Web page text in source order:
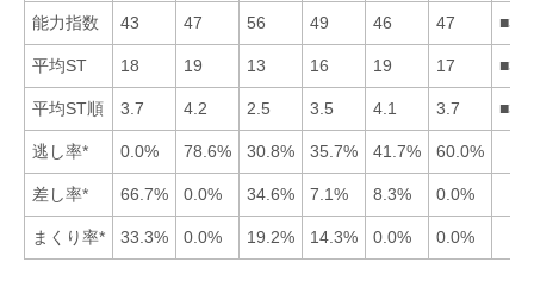
能力指数 43 47 56 49 46 47
平均ST 18 19 13 16 19 17
平均ST順 3.7 4.2 2.5 3.5 4.1 3.7
逃し率* 0.0% 78.6% 30.8% 35.7% 41.7% 60.0%
差し率* 66.7% 0.0% 34.6% 7.1% 8.3% 0.0%
まくり率* 33.3% 0.0% 19.2% 14.3% 0.0% 0.0%